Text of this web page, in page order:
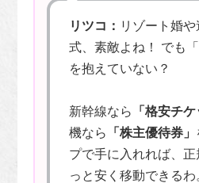
リツコ： リゾート婚
式、素敵よね！ でも
を抱えていない？
新幹線なら 「格安チケ
機なら
「株主優待券」
プで手に入れれば、
っと安く移動できるわ